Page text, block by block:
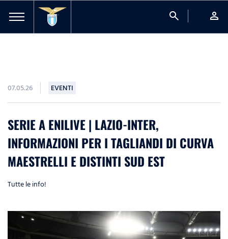
search person
07.05.26 EVENTI
SERIE A ENILIVE | LAZIO-INTER,
INFORMAZIONI PER I TAGLIANDI DI CURVA
MAESTRELLI E DISTINTI SUD EST
Tutte le info!